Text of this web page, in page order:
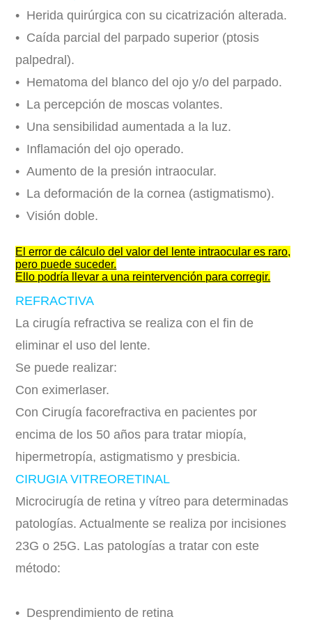
• Herida quirúrgica con su cicatrización alterada.
• Caída parcial del parpado superior (ptosis
palpedral).
• Hematoma del blanco del ojo y/o del parpado.
• La percepción de moscas volantes.
• Una sensibilidad aumentada a la luz.
• Inflamación del ojo operado.
• Aumento de la presión intraocular.
• La deformación de la cornea (astigmatismo).
• Visión doble.
El error de cálculo del valor del lente intraocular es raro,
pero puede suceder.
Ello podría llevar a una reintervención para corregir.
REFRACTIVA
La cirugía refractiva se realiza con el fin de
eliminar el uso del lente.
Se puede realizar:
Con eximerlaser.
Con Cirugía facorefractiva en pacientes por
encima de los 50 años para tratar miopía,
hipermetropía, astigmatismo y presbicia.
CIRUGIA VITREORETINAL
Microcirugía de retina y vítreo para determinadas
patologías. Actualmente se realiza por incisiones
23G o 25G. Las patologías a tratar con este
método:
• Desprendimiento de retina